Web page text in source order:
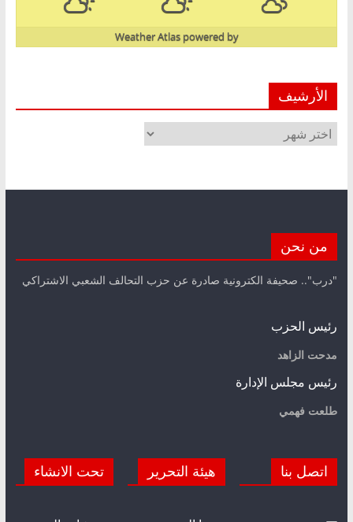
powered by
Weather Atlas
الأرشيف
الأرشيف
من نحن
"درب".. صحيفة الكترونية صادرة عن حزب التحالف الشعبي الاشتراكي
رئيس الحزب
مدحت الزاهد
رئيس مجلس الإدارة
طلعت فهمي
اتصل بنا هيئة التحرير تحت الانشاء